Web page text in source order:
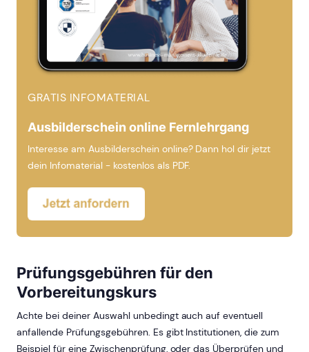
GRATIS INFOMATERIAL
Ausbilderschein online Fernlehrgang
Interesse am Ausbilderschein online? Dann hol dir jetzt
dein Infomaterial - kostenlos als PDF.
Prüfungsgebühren für den
Vorbereitungskurs
Achte bei deiner Auswahl unbedingt auch auf eventuell
anfallende Prüfungsgebühren. Es gibt Institutionen, die zum
Beispiel für eine Zwischenprüfung, oder das Überprüfen und